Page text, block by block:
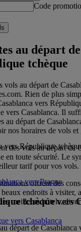
Code
au départ
tchèque
vols au départ de
Rien de plus
vers
vers Casablanca. Il
au départ de
nos horaires de vols et
des vols au départ de
en toute sécurité. Le
tarif pour vos vols.
offrent des
endroits à visiter,
meilleurs hôtels,
départ de
vers République
vers Prague
tchèque vers
vers Casablanca